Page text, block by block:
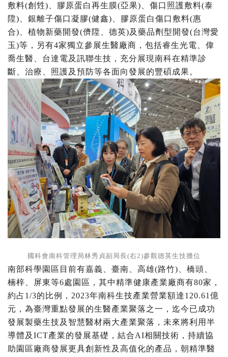
敷料(創甡)、膠原蛋白再生膜(亞果)、傷口照護敷料(泰
陞)、銀離子傷口凝膠(健鑫)、膠原蛋白傷口敷料(惠
合)、植物新藥開發(儕陞、德英)及藥品劑型開發(台灣愛
玉)等，另有4家獨立參展生醫廠商，包括睿生光電、偉
喬生醫、台達電及訊聯生技，充分展現南科在精準診
斷、治療、照護及預防等各面向發展的豐碩成果。
國科會南科管理局林秀貞副局長(右2)參觀德英生技攤位
南部科學園區目前有嘉義、臺南、高雄(路竹) 、橋頭、
楠梓、屏東等6處園區，其中精準健康產業廠商有80家，
約占1/3的比例， 2023年南科生技產業營業額達120.61 億
元，為臺灣重點發展的生醫產業聚落之一，迄今已成功
發展製藥生技及智慧醫材兩大產業聚落，未來將利用半
導體及 ICT產業的發展基礎，結合AI相關技術，持續協
助園區廠商發展更具創新性及高值化的產品，朝精準醫